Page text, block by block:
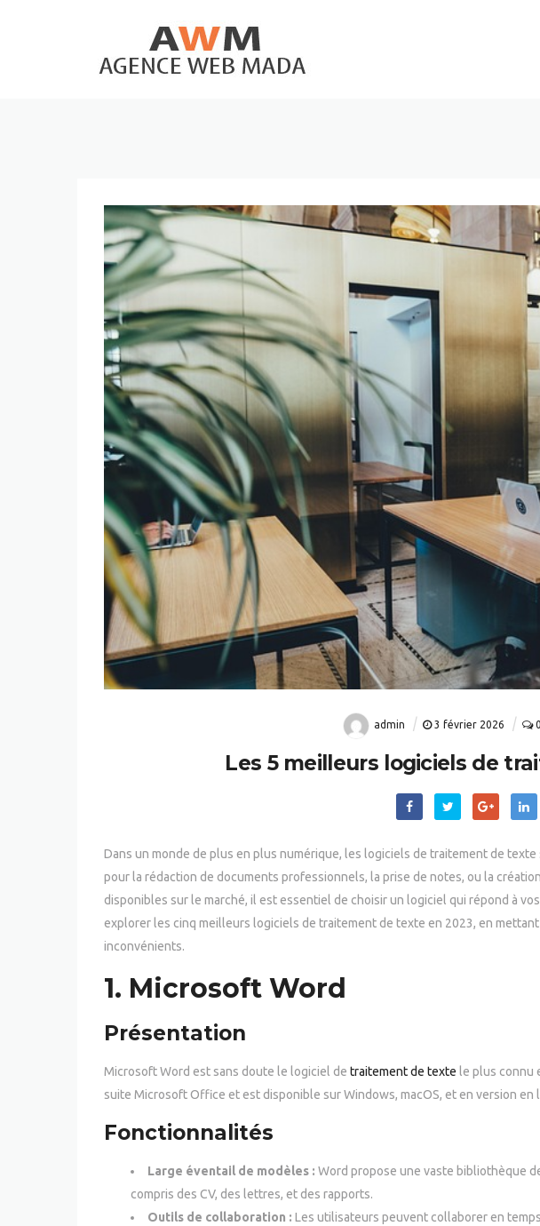
admin 3 février 2026 0
Les 5 meilleurs logiciels de
Dans un monde de plus en plus numérique, les logiciels de traitement de
pour la rédaction de documents professionnels, la prise de notes, ou la
disponibles sur le marché, il est essentiel de choisir un logiciel qui répond à
explorer les cinq meilleurs logiciels de traitement de texte en 2023, en
inconvénients.
1. Microsoft Word
Présentation
Microsoft Word est sans doute le logiciel de traitement de texte le plus connu
suite Microsoft Office et est disponible sur Windows, macOS, et en version en
Fonctionnalités
Large éventail de modèles : Word propose une vaste bibliothèque
compris des CV, des lettres, et des rapports.
Outils de collaboration : Les utilisateurs peuvent collaborer en